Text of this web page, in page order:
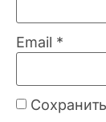
Email *